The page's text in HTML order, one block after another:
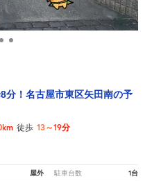
分！名古屋市東区矢田南の予
徒歩 13～19分
屋外 駐車台数 1台